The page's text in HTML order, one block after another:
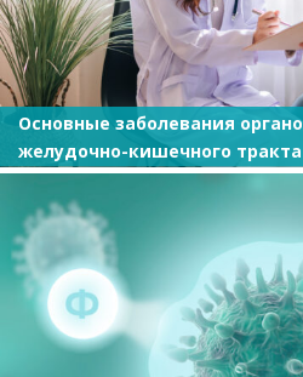
Основные заболевания
желудочно-кишечного тракта